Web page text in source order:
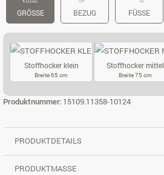
GRÖSSE BEZUG FÜSSE
Stoffhocker klein
Breite 65 cm
Stoffhocker mittel
Breite 75 cm
Produktnummer: 15109.11358-10124
PRODUKTDETAILS
PRODUKTMASSE